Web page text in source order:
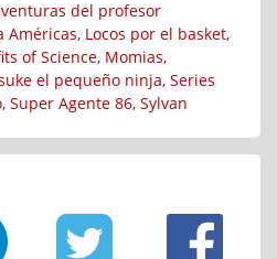
del profesor
Américas, Locos por el basket,
of Science, Momias,
el pequeño ninja, Series
, Super Agente 86, Sylvan